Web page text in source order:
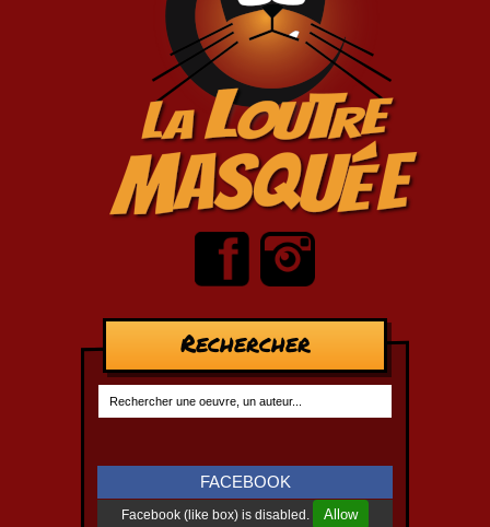
Rechercher
FACEBOOK
Facebook (like box) is disabled. Allow